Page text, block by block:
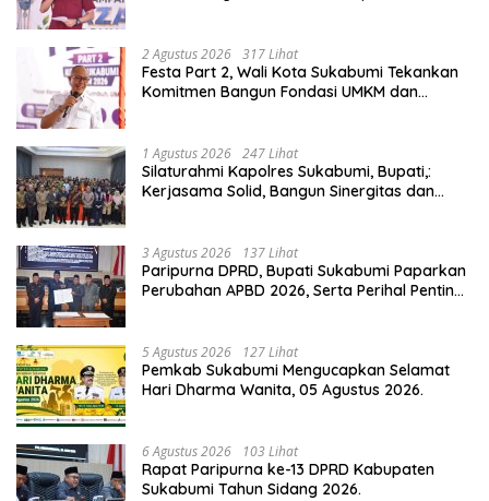
2 Agustus 2026 317 Lihat
Festa Part 2, Wali Kota Sukabumi Tekankan
Komitmen Bangun Fondasi UMKM dan
1 Agustus 2026 247 Lihat
Silaturahmi Kapolres Sukabumi, Bupati,:
Kerjasama Solid, Bangun Sinergitas dan
3 Agustus 2026 137 Lihat
Paripurna DPRD, Bupati Sukabumi Paparkan
Perubahan APBD 2026, Serta Perihal Penting
5 Agustus 2026 127 Lihat
Pemkab Sukabumi Mengucapkan Selamat
Hari Dharma Wanita, 05 Agustus 2026.
6 Agustus 2026 103 Lihat
Rapat Paripurna ke-13 DPRD Kabupaten
Sukabumi Tahun Sidang 2026.